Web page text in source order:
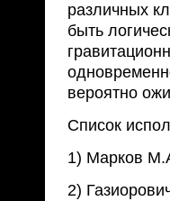
различных
быть
вероятно
Список
1) Марков
2)